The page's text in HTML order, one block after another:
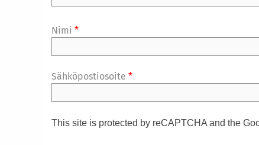
Nimi *
Sähköpostiosoite *
This site is protected by reCAPTCHA and the